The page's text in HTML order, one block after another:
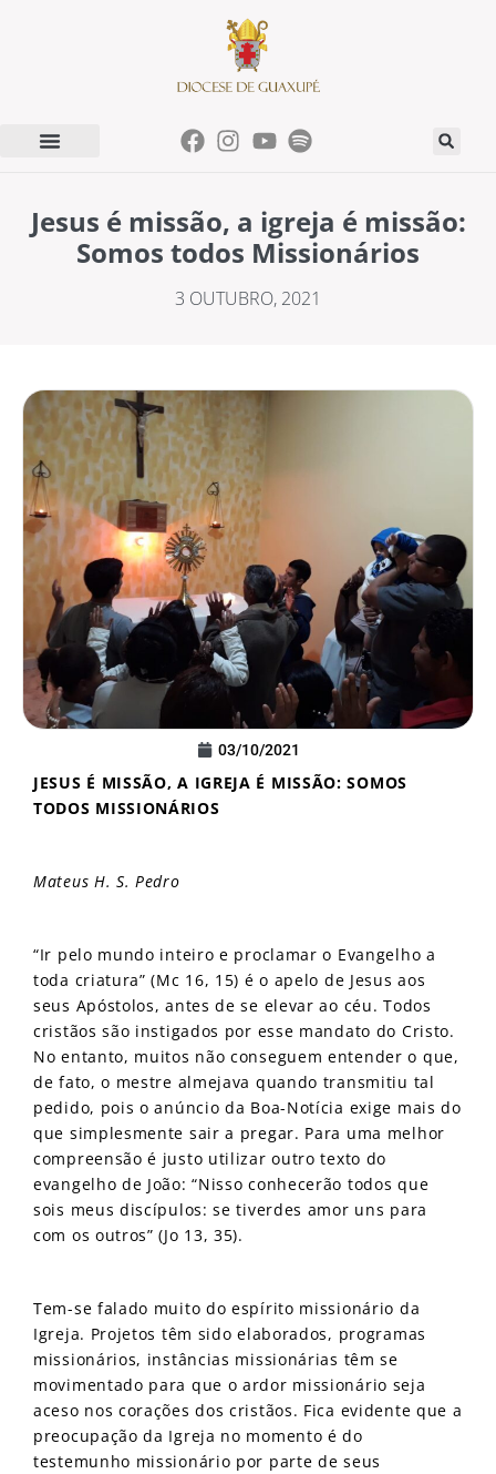
Jesus é missão, a igreja é missão:
Somos todos Missionários
3 OUTUBRO, 2021
03/10/2021
JESUS É MISSÃO, A IGREJA É MISSÃO: SOMOS
TODOS MISSIONÁRIOS
Mateus H. S. Pedro
“Ir pelo mundo inteiro e proclamar o Evangelho a
toda criatura” (Mc 16, 15) é o apelo de Jesus aos
seus Apóstolos, antes de se elevar ao céu. Todos
cristãos são instigados por esse mandato do Cristo.
No entanto, muitos não conseguem entender o que,
de fato, o mestre almejava quando transmitiu tal
pedido, pois o anúncio da Boa-Notícia exige mais do
que simplesmente sair a pregar. Para uma melhor
compreensão é justo utilizar outro texto do
evangelho de João: “Nisso conhecerão todos que
sois meus discípulos: se tiverdes amor uns para
com os outros” (Jo 13, 35).
Tem-se falado muito do espírito missionário da
Igreja. Projetos têm sido elaborados, programas
missionários, instâncias missionárias têm se
movimentado para que o ardor missionário seja
aceso nos corações dos cristãos. Fica evidente que a
preocupação da Igreja no momento é do
testemunho missionário por parte de seus